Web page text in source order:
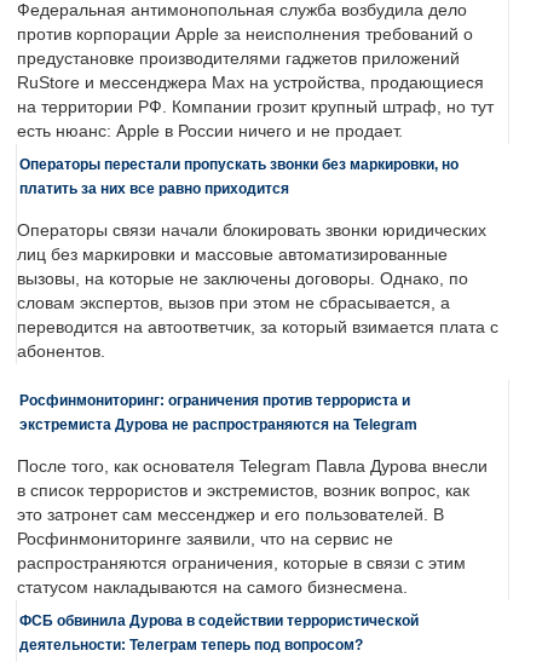
Федеральная антимонопольная служба возбудила дело
против корпорации Apple за неисполнения требований о
предустановке производителями гаджетов приложений
RuStore и мессенджера Max на устройства, продающиеся
на территории РФ. Компании грозит крупный штраф, но тут
есть нюанс: Apple в России ничего и не продает.
Операторы перестали пропускать звонки без маркировки, но
платить за них все равно приходится
Операторы связи начали блокировать звонки юридических
лиц без маркировки и массовые автоматизированные
вызовы, на которые не заключены договоры. Однако, по
словам экспертов, вызов при этом не сбрасывается, а
переводится на автоответчик, за который взимается плата с
абонентов.
Росфинмониторинг: ограничения против террориста и
экстремиста Дурова не распространяются на Telegram
После того, как основателя Telegram Павла Дурова внесли
в список террористов и экстремистов, возник вопрос, как
это затронет сам мессенджер и его пользователей. В
Росфинмониторинге заявили, что на сервис не
распространяются ограничения, которые в связи с этим
статусом накладываются на самого бизнесмена.
ФСБ обвинила Дурова в содействии террористической
деятельности: Телеграм теперь под вопросом?